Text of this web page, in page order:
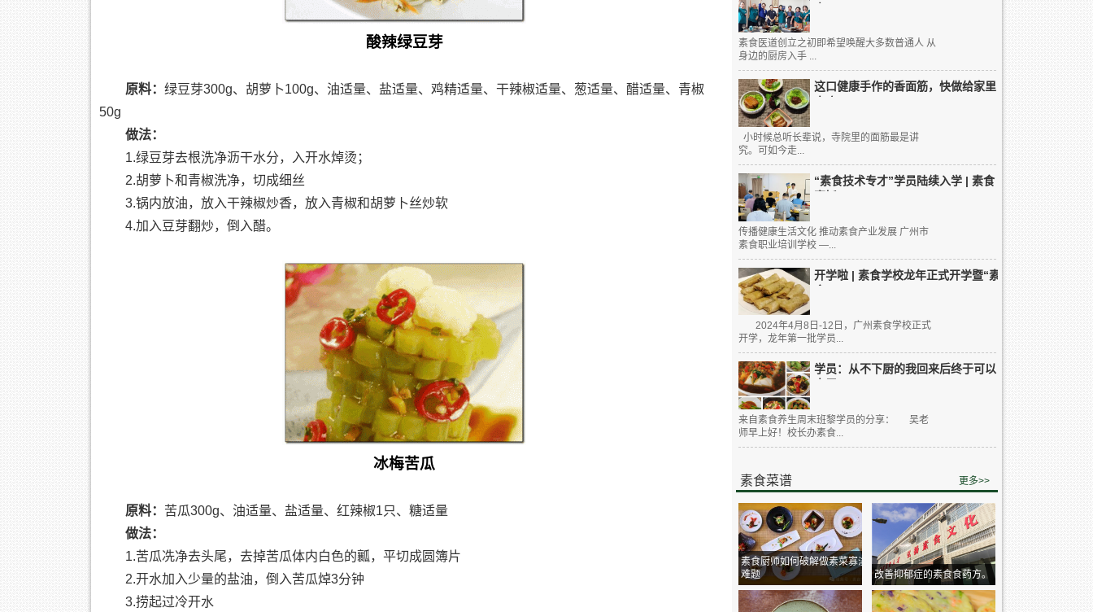
素食医道创立之初即希望唤醒大多数普通人 从
身边的厨房入手 ...
这口健康手作的香面筋，快做给家里
小时候总听长辈说，寺院里的面筋最是讲
究。可如今走...
“素食技术专才”学员陆续入学 | 素食
传播健康生活文化 推动素食产业发展 广州市
素食职业培训学校 —...
开学啦 | 素食学校龙年正式开学暨“素
食...
2024年4月8日-12日，广州素食学校正式
开学，龙年第一批学员...
学员：从不下厨的我回来后终于可以
来自素食养生周末班黎学员的分享： 吴老
师早上好！校长办素食...
素食菜谱 更多>>
素食厨师如何破解做素菜寡淡
难题
改善抑郁症的素食食药方。
酸辣绿豆芽
原料： 绿豆芽300g、胡萝卜100g、油适量、盐适量、鸡精适量、干辣椒适量、葱适量、醋适量、青椒
50g
做法：
1.绿豆芽去根洗净沥干水分，入开水焯烫；
2.胡萝卜和青椒洗净，切成细丝
3.锅内放油，放入干辣椒炒香，放入青椒和胡萝卜丝炒软
4.加入豆芽翻炒，倒入醋。
冰梅苦瓜
原料： 苦瓜300g、油适量、盐适量、红辣椒1只、糖适量
做法：
1.苦瓜冼净去头尾，去掉苦瓜体内白色的瓤，平切成圆簿片
2.开水加入少量的盐油，倒入苦瓜焯3分钟
3.捞起过冷开水